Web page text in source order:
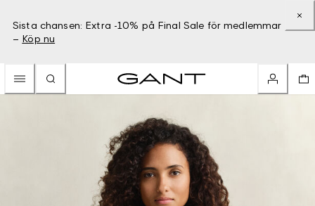
Sista chansen: Extra -10% på Final Sale för medlemmar
– Köp nu